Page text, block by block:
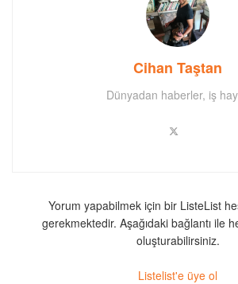
Cihan Taştan
Dünyadan haberler, iş
Yorum yapabilmek için bir ListeList
gerekmektedir. Aşağıdaki bağlantı ile
oluşturabilirsiniz.
Listelist'e üye ol